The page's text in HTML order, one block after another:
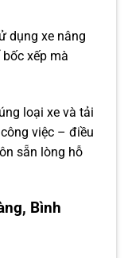
dụng xe nâng
xếp mà
loại xe và tải
việc – điều
sẵn lòng hỗ
Bình